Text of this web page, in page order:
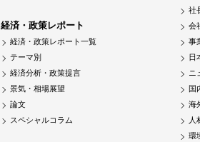
経済・政策レポート
経済・政策レポート一覧
テーマ別
経済分析・政策提言
景気・相場展望
論文
スペシャルコラム
社
会
事
日
ニ
国
海
人
環